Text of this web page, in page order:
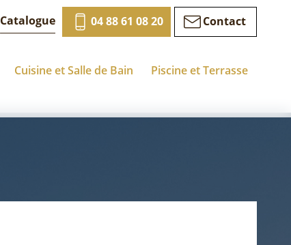
Catalogue 04 88 61 08 20 Contact
Cuisine et Salle de Bain Piscine et Terrasse